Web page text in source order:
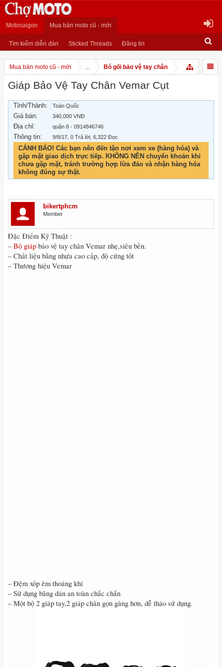
Motosaigon Mua bán moto cũ - mới
Tìm kiếm diễn đàn Sticked Threads Đăng tin
Mua bán moto cũ - mới ... Bó gối bảo vệ tay chân
Giáp Bảo Vệ Tay Chân Vemar Cụt
Tỉnh/Thành: Toàn Quốc
Giá bán: 340,000 VNĐ
Địa chỉ: quận 8 - 0914846746
Thông tin: 9/8/17 , 0 Trả lời, 6,322 Đọc
CẢNH BÁO! Các bạn nên đến tận nơi xem xe (hàng hóa) và
gặp mặt giao dịch trực tiếp. KHÔNG NÊN chuyển khoản khi
chưa gặp mặt, tránh trường hợp lừa đảo và nhận hàng hóa
không đúng sự thật.
bikertphcm
Member
Đặc Điểm Kỹ Thuật :
–Bộ giáp bảo vệ tay chân Vemar nhẹ,siêu bền.
– Chất liệu bằng nhựa cao cấp, độ cứng tốt
– Thương hiệu Vemar
– Đệm xốp êm thoáng khí
– Sử dụng băng dán an toàn chắc chắn
– Một bộ 2 giáp tay,2 giáp chân gọn gàng hơn, dễ tháo sử dụng.